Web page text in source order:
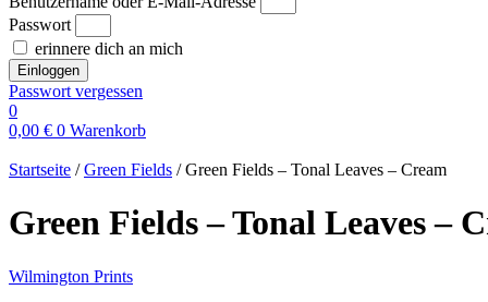
Passwort
erinnere dich an mich
Einloggen
Passwort vergessen
0
0,00 € 0 Warenkorb
Startseite /Green Fields / Green Fields – Tonal Leaves – Cream
Green Fields – Tonal Leaves –
Wilmington Prints